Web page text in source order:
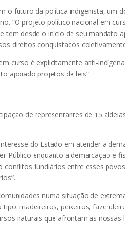
o futuro da política indigenista, um
“O projeto político nacional em
tem desde o início de seu mandato
direitos conquistados
curso é explicitamente anti-
apoiado projetos de leis”
de representantes de 15
do Estado em atender a
Público enquanto a demarcação e
conflitos fundiários entre esses
numa situação de
madeireiros, peixeiros,
naturais que afrontam as